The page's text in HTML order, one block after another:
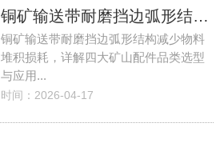
铜矿输送带耐磨挡边弧形结构减少物料堆积损耗
铜矿输送带耐磨挡边弧形结构减少物料
堆积损耗，详解四大矿山配件品类选型
与应用...
时间：2026-04-17